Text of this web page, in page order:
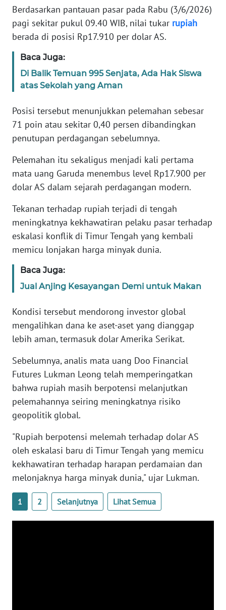
Berdasarkan pantauan pasar pada Rabu (3/6/2026)
pagi sekitar pukul 09.40 WIB, nilai tukar rupiah
berada di posisi Rp17.910 per dolar AS.
Baca Juga:
Di Balik Temuan 995 Senjata, Ada Hak Siswa
atas Sekolah yang Aman
Posisi tersebut menunjukkan pelemahan sebesar
71 poin atau sekitar 0,40 persen dibandingkan
penutupan perdagangan sebelumnya.
Pelemahan itu sekaligus menjadi kali pertama
mata uang Garuda menembus level Rp17.900 per
dolar AS dalam sejarah perdagangan modern.
Tekanan terhadap rupiah terjadi di tengah
meningkatnya kekhawatiran pelaku pasar terhadap
eskalasi konflik di Timur Tengah yang kembali
memicu lonjakan harga minyak dunia.
Baca Juga:
Jual Anjing Kesayangan Demi untuk Makan
Kondisi tersebut mendorong investor global
mengalihkan dana ke aset-aset yang dianggap
lebih aman, termasuk dolar Amerika Serikat.
Sebelumnya, analis mata uang Doo Financial
Futures Lukman Leong telah memperingatkan
bahwa rupiah masih berpotensi melanjutkan
pelemahannya seiring meningkatnya risiko
geopolitik global.
"Rupiah berpotensi melemah terhadap dolar AS
oleh eskalasi baru di Timur Tengah yang memicu
kekhawatiran terhadap harapan perdamaian dan
melonjaknya harga minyak dunia," ujar Lukman.
1 2 Selanjutnya Lihat Semua
KAMI
IKLAN
TENTANG
KAMI
PEDOMAN
SIBER
REDAKSI
KARIR
DISCLAIMER
Wahana
Regional
SUMUT
WN
JAKARTA
JABAR
WN
BANTEN
NTT
WN
KEPRI